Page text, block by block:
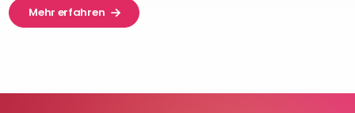
Mehr erfahren